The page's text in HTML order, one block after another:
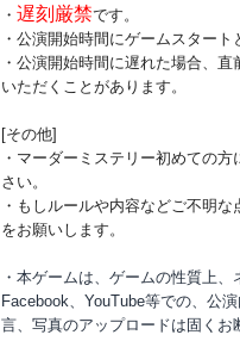
・ 遅刻厳禁です。
・公演開始時間にゲームスタート
・公演開始時間に遅れた場合、直
いただくことがあります。
[その他]
・マーダーミステリー初めての
さい。
・もしルールや内容などご不明
をお願いします。
・本ゲームは、ゲームの性質上
Facebook、YouTube等での、 公演
言、写真のアップロードは固くお